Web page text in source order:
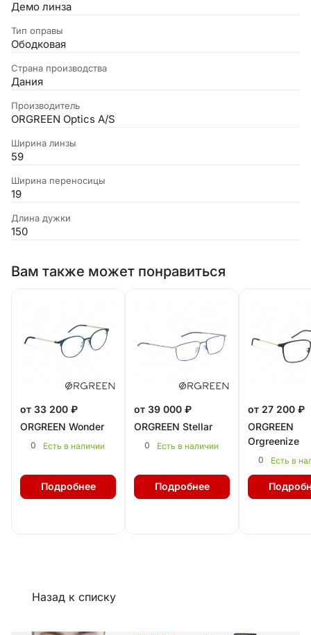
Демо линза
Тип оправы
Ободковая
Страна производства
Дания
Производитель
ORGREEN Optics A/S
Ширина линзы
59
Ширина переносицы
19
Длина дужки
150
Вам также может понравиться
от 33 200 ₽
ORGREEN Wonder
0 Есть в наличии
Подробнее
от 39 000 ₽
ORGREEN Stellar
0 Есть в наличии
Подробнее
от 27 200 ₽
ORGREEN
Orgreenize
0 Есть в
Назад к списку